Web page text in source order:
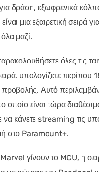
δράση, εξωφρενικά
μια εξαιρετική σειρά
μαζί.
όλες τις
υπολογίζετε περίπου
Αυτό
είναι τώρα
να κάνετε streaming τις
στο Paramount+.
Marvel γίνουν το MCU, η